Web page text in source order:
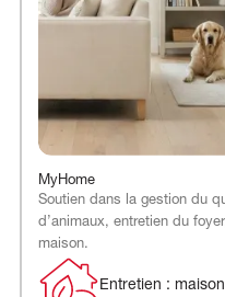
MyHome
Soutien dans la gestion du
d’animaux, entretien du
maison.
Entretien :